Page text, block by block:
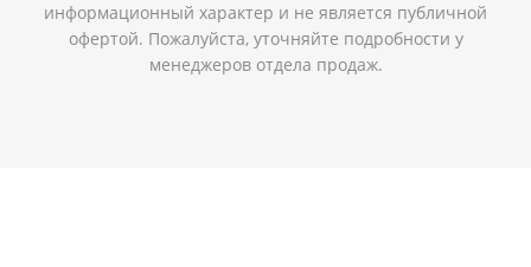
информационный характер и не является публичной
офертой. Пожалуйста, уточняйте подробности у
менеджеров отдела продаж.